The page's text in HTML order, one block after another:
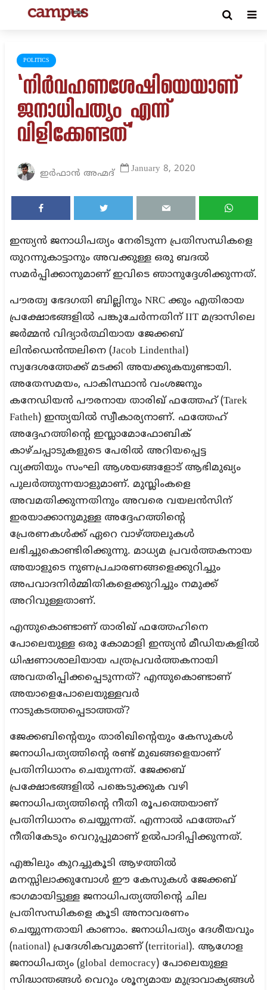
POLITICS
‘നിർവഹണശേഷിയെയാണ്
ജനാധിപത്യം എന്ന്
വിളിക്കേണ്ടത്’
ഇര്‍ഫാന്‍ അഹ്മദ്‌ January 8, 2020
ഇന്ത്യൻ ജനാധിപത്യം നേരിടുന്ന പ്രതിസന്ധികളെ
തുറന്നുകാട്ടാനും അവക്കുള്ള ഒരു ബദൽ
സമർപ്പിക്കാനുമാണ് ഇവിടെ ഞാനുദ്ദേശിക്കുന്നത്.
പൗരത്വ ഭേദഗതി ബില്ലിനും NRC ക്കും എതിരായ
പ്രക്ഷോഭങ്ങളിൽ പങ്കുചേർന്നതിന് IIT മദ്രാസിലെ
ജർമ്മൻ വിദ്യാർത്ഥിയായ ജേക്കബ്
ലിൻഡെൻന്തലിനെ (Jacob Lindenthal)
സ്വദേശത്തേക്ക് മടക്കി അയക്കുകയുണ്ടായി.
അതേസമയം, പാകിസ്ഥാൻ വംശജനും
കനേഡിയൻ പൗരനായ താരിഖ് ഫത്തേഹ് (Tarek
Fatheh) ഇന്ത്യയിൽ സ്വീകാര്യനാണ്. ഫത്തേഹ്
അദ്ദേഹത്തിന്റെ ഇസ്ലാമോഫോബിക്
കാഴ്ചപ്പാടുകളുടെ പേരിൽ അറിയപ്പെട്ട
വ്യക്തിയും സംഘി ആശയങ്ങളോട് ആഭിമുഖ്യം
പുലർത്തുന്നയാളുമാണ്. മുസ്ലിംകളെ
അവമതിക്കുന്നതിനും അവരെ വയലൻസിന്
ഇരയാക്കാനുമുള്ള അദ്ദേഹത്തിന്റെ
പ്രേരണകൾക്ക് ഏറെ വാഴ്ത്തലുകൾ
ലഭിച്ചുകൊണ്ടിരിക്കുന്നു. മാധ്യമ പ്രവർത്തകനായ
അയാളുടെ നുണപ്രചാരണങ്ങളെക്കുറിച്ചും
അപവാദനിർമ്മിതികളെക്കുറിച്ചും നമുക്ക്
അറിവുള്ളതാണ്.
എന്തുകൊണ്ടാണ് താരിഖ് ഫത്തേഹിനെ
പോലെയുള്ള ഒരു കോമാളി ഇന്ത്യൻ മീഡിയകളിൽ
ധിഷണാശാലിയായ പത്രപ്രവർത്തകനായി
അവതരിപ്പിക്കപ്പെടുന്നത്? എന്തുകൊണ്ടാണ്
അയാളെപോലെയുള്ളവർ
നാടുകടത്തപ്പെടാത്തത്?
ജേക്കബിന്റെയും താരിഖിന്റെയും കേസുകൾ
ജനാധിപത്യത്തിന്റെ രണ്ട് മുഖങ്ങളെയാണ്
പ്രതിനിധാനം ചെയുന്നത്. ജേക്കബ്
പ്രക്ഷോഭങ്ങളിൽ പങ്കെടുക്കുക വഴി
ജനാധിപത്യത്തിന്റെ നീതി രൂപത്തെയാണ്
പ്രതിനിധാനം ചെയ്യുന്നത്. എന്നാൽ ഫത്തേഹ്
നീതികേടും വെറുപ്പുമാണ് ഉൽപാദിപ്പിക്കുന്നത്.
എങ്കിലും കുറച്ചുകൂടി ആഴത്തിൽ
മനസ്സിലാക്കുമ്പോൾ ഈ കേസുകൾ ജേക്കബ്
ഭാഗമായിട്ടുള്ള ജനാധിപത്യത്തിന്റെ ചില
പ്രതിസന്ധികളെ കൂടി അനാവരണം
ചെയ്യുന്നതായി കാണാം. ജനാധിപത്യം ദേശീയവും
(national) പ്രദേശികവുമാണ് (territorial). ആഗോള
ജനാധിപത്യം (global democracy) പോലെയുള്ള
സിദ്ധാന്തങ്ങൾ വെറും ശൂന്യമായ മുദ്രാവാക്യങ്ങൾ